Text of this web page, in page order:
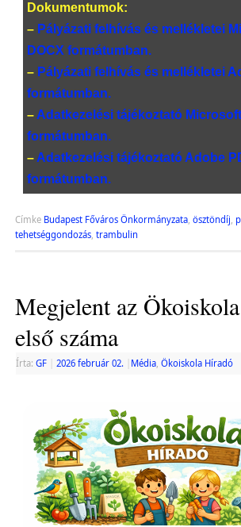
Dokumentumok:
– Pályázati felhívás és mellékletei
DOCX formátumban.
– Pályázati felhívás és mellékletei
formátumban.
– Adatkezelési tájékoztató
formátumban.
– Adatkezelési tájékoztató Adobe
formátumban.
Címke Budapest Főváros Önkormányzata, ösztöndíj
tehetséggondozás, trambulin
Megjelent az
első száma
Írta: GF 2026 február 02. Média, Ökoiskola Híradó